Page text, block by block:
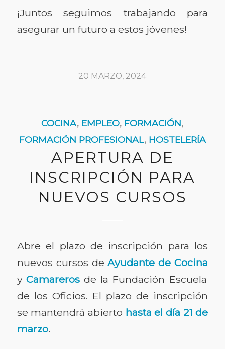
¡Juntos seguimos trabajando para
asegurar un futuro a estos jóvenes!
20 MARZO, 2024
COCINA, EMPLEO, FORMACIÓN,
FORMACIÓN PROFESIONAL, HOSTELERÍA
APERTURA DE
INSCRIPCIÓN PARA
NUEVOS CURSOS
Abre el plazo de inscripción para los
nuevos cursos deAyudante de Cocina
yCamareros de la Fundación Escuela
de los Oficios. El plazo de inscripción
se mantendrá abierto hasta el día 21 de
marzo.